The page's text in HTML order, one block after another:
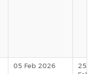
05 Feb 2026
25